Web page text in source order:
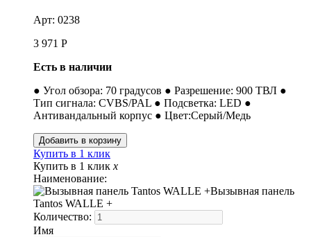
Арт: 0238
3 971 Р
Есть в наличии
● Угол обзора: 70 градусов ● Разрешение: 900 ТВЛ ●
Тип сигнала: CVBS/PAL ● Подсветка: LED ●
Антивандальный корпус ● Цвет:Серый/Медь
Купить в 1 клик
Купить в 1 клик x
Наименование:
Вызывная панель
Tantos WALLE +
Количество:
Имя